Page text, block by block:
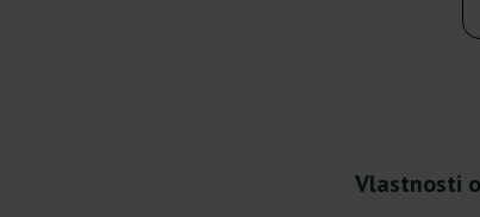
Vlastnosti